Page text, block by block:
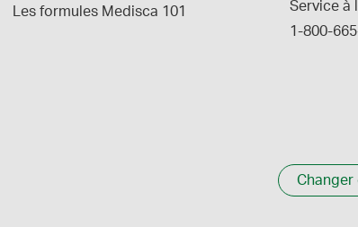
Les formules Medisca 101
Service à
1-800-
Changer